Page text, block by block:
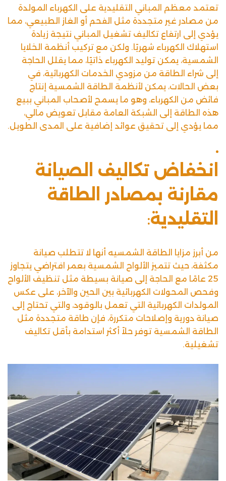
تعتمد معظم المباني التقليدية على الكهرباء المولدة
من مصادر غير متجددة مثل الفحم أو الغاز الطبيعي، مما
يؤدي إلى ارتفاع تكاليف تشغيل المباني نتيجة زيادة
استهلاك الكهرباء شهريًا. ولكن مع تركيب أنظمة الخلايا
الشمسية، يمكن توليد الكهرباء ذاتيًا، مما يقلل الحاجة
إلى شراء الطاقة من مزودي الخدمات الكهربائية، في
بعض الحالات، يمكن لأنظمة الطاقة الشمسية إنتاج
فائض من الكهرباء، وهو ما يسمح لأصحاب المباني ببيع
هذه الطاقة إلى الشبكة العامة مقابل تعويض مالي،
مما يؤدي إلى تحقيق عوائد إضافية على المدى الطويل.
انخفاض تكاليف الصيانة
مقارنة بمصادر الطاقة
التقليدية:
من أبرز مزايا الطاقة الشمسيه أنها لا تتطلب صيانة
مكثفة، حيث تتميز الألواح الشمسية بعمر افتراضي يتجاوز
25 عامًا مع الحاجة إلى صيانة بسيطة مثل تنظيف الألواح
وفحص المحولات الكهربائية بين الحين والآخر، على عكس
المولدات الكهربائية التي تعمل بالوقود، والتي تحتاج إلى
صيانة دورية وإصلاحات متكررة، فإن طاقة متجددة مثل
الطاقة الشمسية توفر حلاً أكثر استدامة بأقل تكاليف
تشغيلية.